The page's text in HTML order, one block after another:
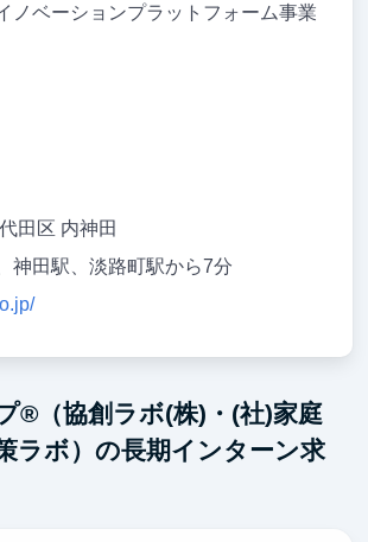
ノベーションプラットフォーム事業
田区 内神田
神田駅、淡路町駅から7分
®（協創ラボ(株)・(社)家庭
ラボ）の長期インターン求